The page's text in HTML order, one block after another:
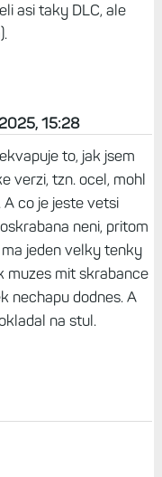
asi taky DLC, ale
15:28
to, jak jsem
verzi, tzn. ocel, mohl
co je jeste vetsi
neni, pritom
jeden velky tenky
muzes mit skrabance
nechapu dodnes. A
na stul.